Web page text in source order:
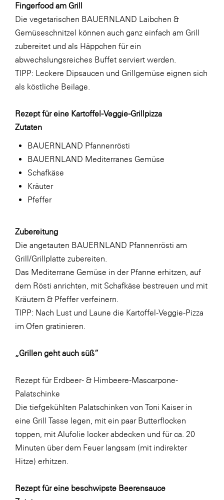
Verband Druck Medien Österreich
Wirtschaftskammer Salzburg
WKS Fachgruppe Fahrzeughandel und
Fahrzeugtechnik
WKS Fachgruppe Finanzdienstleister
WK UBIT
Media
Fingerfood am Grill
Die vegetarischen BAUERNLAND Laibchen &
Gemüseschnitzel können auch ganz einfach am Grill
zubereitet und als Häppchen für ein
abwechslungsreiches Buffet serviert werden.
TIPP: Leckere Dipsaucen und Grillgemüse eignen sich
als köstliche Beilage.
Rezept für eine Kartoffel-Veggie-Grillpizza
Zutaten
BAUERNLAND Pfannenrösti
BAUERNLAND Mediterranes Gemüse
Schafkäse
Kräuter
Pfeffer
Zubereitung
Die angetauten BAUERNLAND Pfannenrösti am
Grill/Grillplatte zubereiten.
Das Mediterrane Gemüse in der Pfanne erhitzen, auf
dem Rösti anrichten, mit Schafkäse bestreuen und mit
Kräutern & Pfeffer verfeinern.
TIPP: Nach Lust und Laune die Kartoffel-Veggie-Pizza
im Ofen gratinieren.
„Grillen geht auch süß“
Rezept für Erdbeer- & Himbeere-Mascarpone-
Palatschinke
Die tiefgekühlten Palatschinken von Toni Kaiser in
eine Grill Tasse legen, mit ein paar Butterflocken
toppen, mit Alufolie locker abdecken und für ca. 20
Minuten über dem Feuer langsam (mit indirekter
Hitze) erhitzen.
Rezept für eine beschwipste Beerensauce